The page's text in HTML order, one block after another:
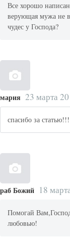
Все хорошо
верующая мужа не
чудес у Господа?
мария 23 марта
спасибо за
раб Божий 18
Помогай
любовью!